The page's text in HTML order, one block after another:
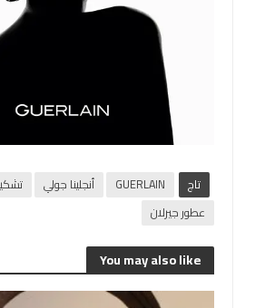
تاج GUERLAIN أنجلينا جولي
عطور جيرلان
You may also like